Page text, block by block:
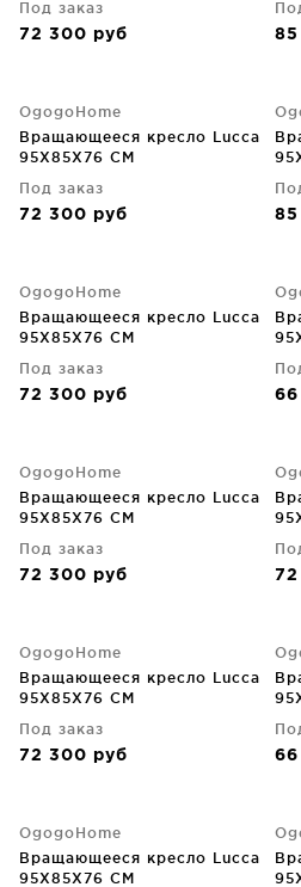
Под заказ
72 300 руб
OgogoHome
Вращающееся кресло Lucca
95X85X76 CM
Под заказ
72 300 руб
OgogoHome
Вращающееся кресло Lucca
95X85X76 CM
Под заказ
72 300 руб
OgogoHome
Вращающееся кресло Lucca
95X85X76 CM
Под заказ
72 300 руб
OgogoHome
Вращающееся кресло Lucca
95X85X76 CM
Под заказ
72 300 руб
OgogoHome
Вращающееся кресло Lucca
95X85X76 CM